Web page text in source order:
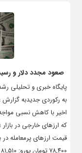
صعود مجدد دلار و
به رکوردی جدیدبه گزارش
اخیر با کاهش نسبی
که ارزهای خارجی در
قیمت ارزهای پرمعامله در